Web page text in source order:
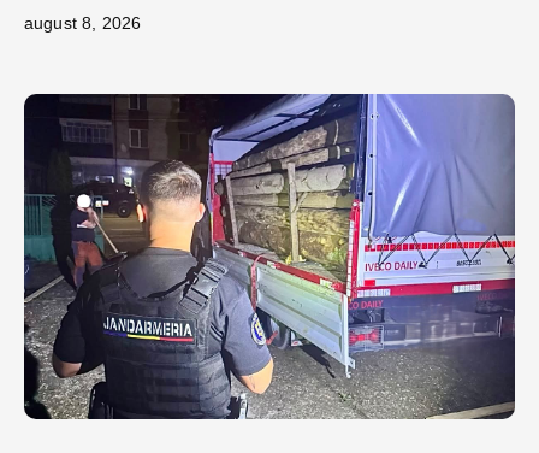
august 8, 2026